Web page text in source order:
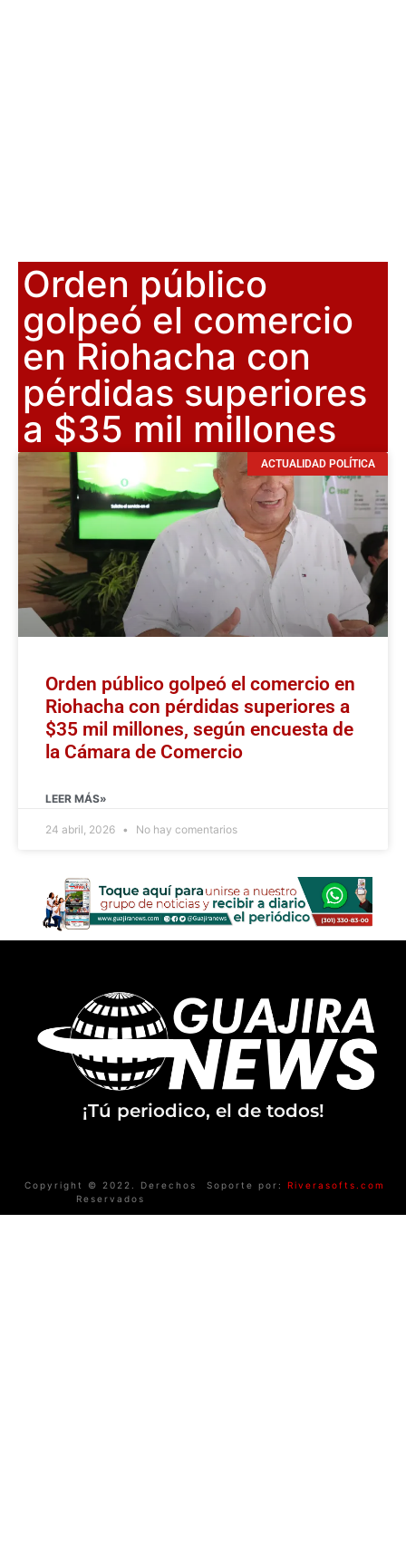
Orden público
golpeó el comercio
en Riohacha con
pérdidas superiores
a $35 mil millones
ACTUALIDAD POLÍTICA
Orden público golpeó el comercio en
Riohacha con pérdidas superiores a
$35 mil millones, según encuesta de
la Cámara de Comercio
LEER MÁS»
24 abril, 2026 No hay comentarios
¡Tú periodico, el de todos!
Copyright © 2022. Derechos
Reservados
Soporte por: Riverasofts.com